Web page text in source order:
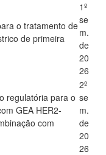
o tratamento de
de primeira
1º
se
m.
de
20
26
regulatória para o
GEA HER2-
com
2º
se
m.
de
20
26